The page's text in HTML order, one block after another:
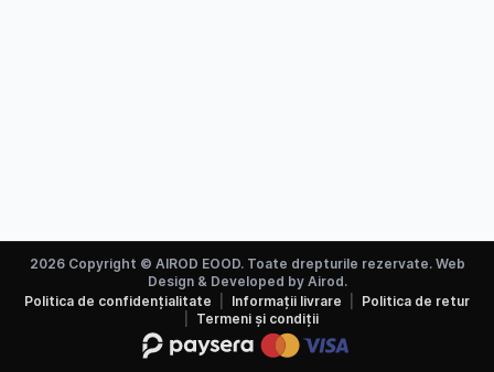
2026 Copyright © AIROD EOOD. Toate drepturile rezervate. Web
Design & Developed by Airod.
Politica de confidențialitate
Informații livrare
Politica de retur
Termeni și condiții